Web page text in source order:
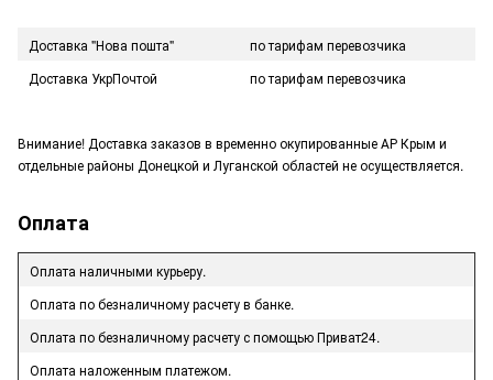
Доставка "Нова пошта"
по тарифам перевозчика
Доставка УкрПочтой
по тарифам перевозчика
Внимание! Доставка заказов в временно окупированные АР Крым и
отдельные районы Донецкой и Луганской областей не осуществляется.
Оплата
Оплата наличными курьеру.
Оплата по безналичному расчету в банке.
Оплата по безналичному расчету с помощью Приват24.
Оплата наложенным платежом.